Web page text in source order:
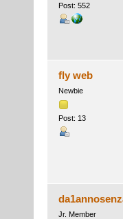
Post: 552
fly web
Newbie
Post: 13
Jr. Member